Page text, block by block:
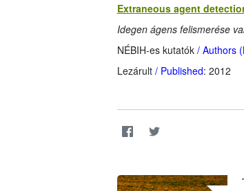
Extraneous agent
Idegen ágens felismerése
NÉBIH-es kutatók/ Authors
Lezárult / Published: 2012